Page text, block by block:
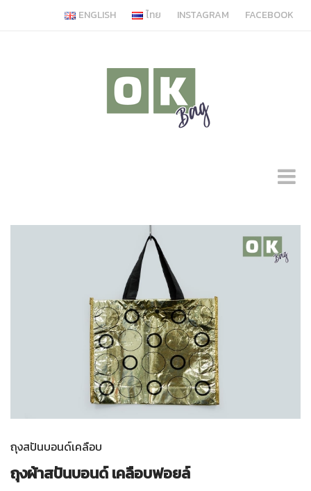
ENGLISH ไทย INSTAGRAM FACEBOOK
ถุงสปันบอนด์เคลือบ
ถุงผ้าสปันบอนด์ เคลือบฟอยล์